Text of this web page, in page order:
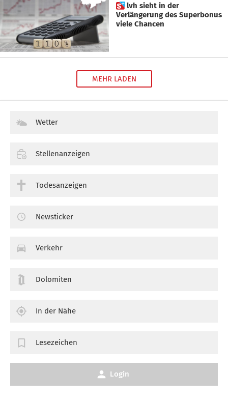
 lvh sieht in der
Verlängerung des Superbonus
viele Chancen
MEHR LADEN
Wetter
Stellenanzeigen
Todesanzeigen
Newsticker
Verkehr
Dolomiten
In der Nähe
Lesezeichen
Login